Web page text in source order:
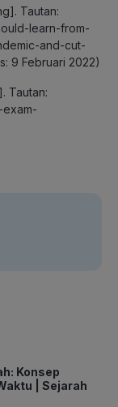
Tautan:
learn-from-
and-cut-
9 Februari 2022)
Tautan:
Konsep
| Sejarah